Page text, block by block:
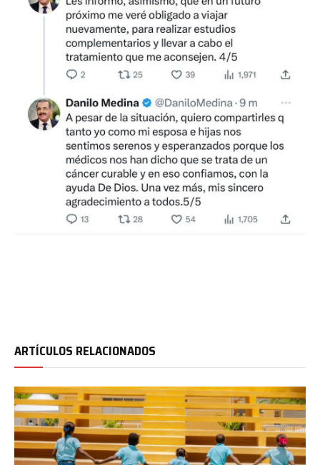
ARTÍCULOS RELACIONADOS